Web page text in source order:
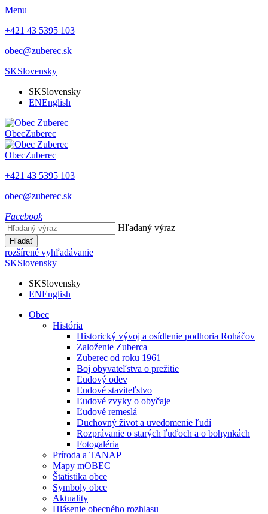
Menu
+421 43 5395 103
obec@zuberec.sk
SKSlovensky
SKSlovensky
ENEnglish
ObecZuberec
ObecZuberec
+421 43 5395 103
obec@zuberec.sk
Facebook
Hľadaný výraz
Hľadať
rozšírené vyhľadávanie
SKSlovensky
SKSlovensky
ENEnglish
Obec
História
Historický vývoj a osídlenie podhoria Roháčov
Založenie Zuberca
Zuberec od roku 1961
Boj obyvateľstva o prežitie
Ľudový odev
Ľudové staviteľstvo
Ľudové zvyky o obyčaje
Ľudové remeslá
Duchovný život a uvedomenie ľudí
Rozprávanie o starých ľuďoch a o bohynkách
Fotogaléria
Príroda a TANAP
Mapy mOBEC
Štatistika obce
Symboly obce
Aktuality
Hlásenie obecného rozhlasu